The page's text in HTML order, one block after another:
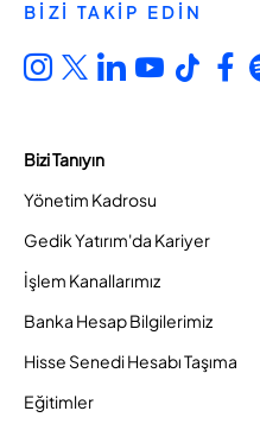
BİZİ TAKİP EDİN
Bizi Tanıyın
Yönetim Kadrosu
Gedik Yatırım'da Kariyer
İşlem Kanallarımız
Banka Hesap Bilgilerimiz
Hisse Senedi Hesabı Taşıma
Eğitimler